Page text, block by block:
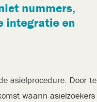
nummers,
integratie en
asielprocedure. Door te
waarin asielzoekers